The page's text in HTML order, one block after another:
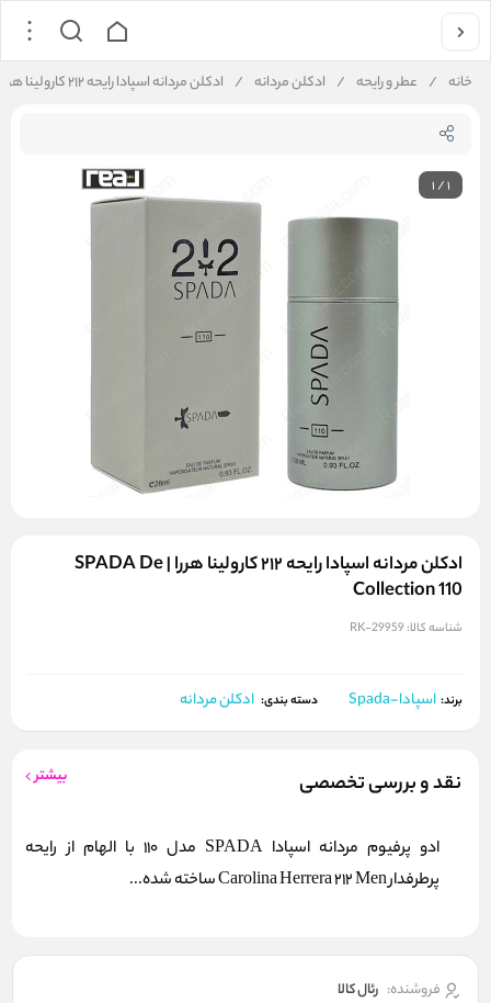
خانه / عطر و رایحه / ادکلن مردانه / ادکلن مردانه اسپادا رایحه ۲۱۲ کارولینا هررا | SPADA De Collection 110
1/1
ادکلن مردانه اسپادا رایحه ۲۱۲ کارولینا هررا | SPADA De
Collection 110
شناسه کالا: RK-29959
برند: اسپادا-Spada دسته بندی: ادکلن مردانه
نقد و بررسی تخصصی بیشتر
ادو پرفیوم مردانه اسپادا SPADA مدل 110 با الهام از رایحه
پرطرفدار Carolina Herrera 212 Men ساخته شده...
فروشنده: رئال كالا